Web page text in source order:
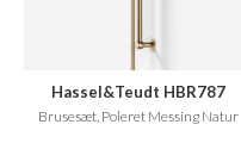
Hassel&Teudt HBR787
Brusesæt, Poleret Messing Natur